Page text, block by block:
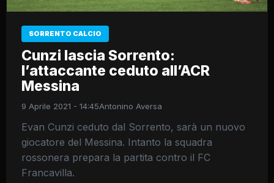
SORRENTO CALCIO
Cunzi lascia Sorrento:
l’attaccante ceduto all’ACR
Messina
9 Aprile 2021 - 14:45Antonino Aversa
Evan Cunzi ceduto dal Sorrento, sarà un nuovo
giocatore del Messina. Intanto la squadra
rossonera prepara la partita contro il FC
Francavilla.